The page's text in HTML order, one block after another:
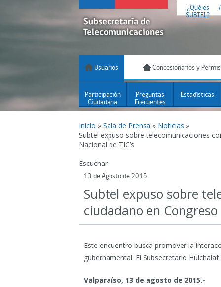
¿Qué es
SUBTEL?
Usuarios Concesionarios y
Participación
Ciudadana
Preguntas
Frecuentes
Estadísticas
Inicio » Sala de Prensa » Noticias »
Subtel expuso sobre telecomunicaciones
Nacional de TIC’s
Escuchar
13 de Agosto de 2015
Subtel expuso sobre
ciudadano en Congreso
Este encuentro busca promover la
gubernamental. El Subsecretario
Valparaíso, 13 de agosto de 2015.-